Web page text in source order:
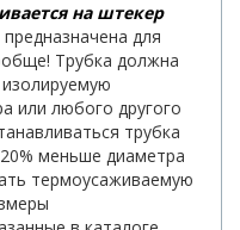
на штекер
для
Трубка должна
или любого другого
трубка
меньше диаметра
термоусаживаемую